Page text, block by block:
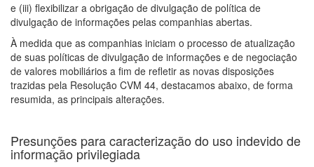
e (iii) flexibilizar a obrigação de divulgação de política de
divulgação de informações pelas companhias abertas.
À medida que as companhias iniciam o processo de atualização
de suas políticas de divulgação de informações e de negociação
de valores mobiliários a fim de refletir as novas disposições
trazidas pela Resolução CVM 44, destacamos abaixo, de forma
resumida, as principais alterações.
Presunções para caracterização do uso indevido de
informação privilegiada